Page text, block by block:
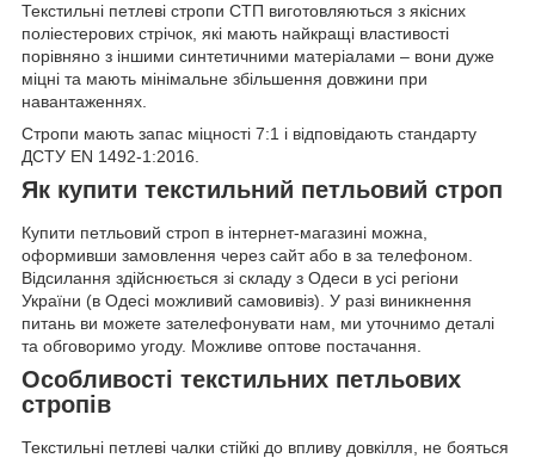
Текстильні петлеві стропи СТП виготовляються з якісних
поліестерових стрічок, які мають найкращі властивості
порівняно з іншими синтетичними матеріалами – вони дуже
міцні та мають мінімальне збільшення довжини при
навантаженнях.
Стропи мають запас міцності 7:1 і відповідають стандарту
ДСТУ EN 1492-1:2016.
Як купити текстильний петльовий строп
Купити петльовий строп в інтернет-магазині можна,
оформивши замовлення через сайт або в за телефоном.
Відсилання здійснюється зі складу з Одеси в усі регіони
України (в Одесі можливий самовивіз). У разі виникнення
питань ви можете зателефонувати нам, ми уточнимо деталі
та обговоримо угоду. Можливе оптове постачання.
Особливості текстильних петльових
стропів
Текстильні петлеві чалки стійкі до впливу довкілля, не бояться